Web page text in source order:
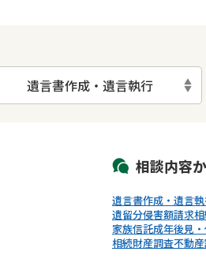
遺言書作成・遺言執行
相談内容
遺言書作成・遺言
遺留分侵害額請求
家族信託成年後見
相続財産調査不動